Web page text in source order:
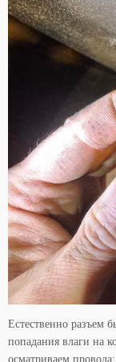
Естественно разъем
попадания влаги на
осматриваем провода: